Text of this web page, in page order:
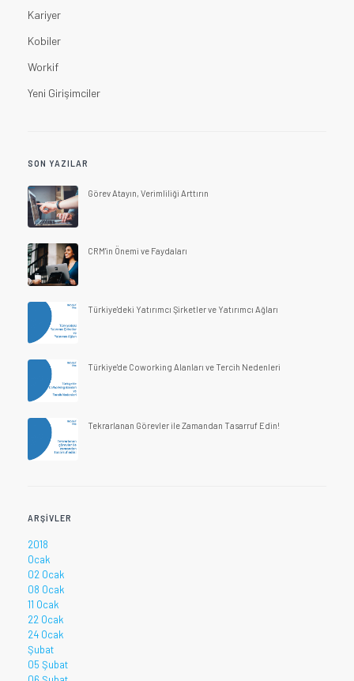
Kariyer
Kobiler
Workif
Yeni Girişimciler
SON YAZILAR
Görev Atayın, Verimliliği Arttırın
CRM'in Önemi ve Faydaları
Türkiye'deki Yatırımcı Şirketler ve Yatırımcı Ağları
Türkiye'de Coworking Alanları ve Tercih Nedenleri
Tekrarlanan Görevler ile Zamandan Tasarruf Edin!
ARŞIVLER
2018
Ocak
02 Ocak
08 Ocak
11 Ocak
22 Ocak
24 Ocak
Şubat
05 Şubat